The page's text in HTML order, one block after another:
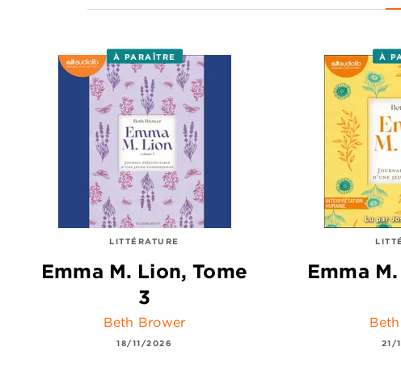
À PARAÎTRE
LITTÉRATURE
Emma M. Lion, Tome
3
Beth Brower
18/11/2026
À
Emma
21/